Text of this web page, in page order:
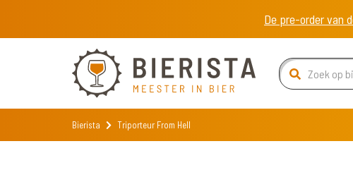
De pre-order van
Bierista Triporteur From Hell